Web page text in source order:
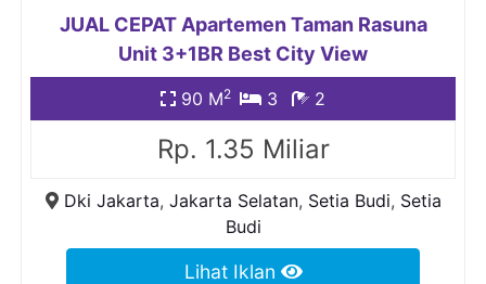
JUAL CEPAT Apartemen Taman Rasuna
Unit 3+1BR Best City View
90 M2 3 2
Rp. 1.35 Miliar
Dki Jakarta, Jakarta Selatan, Setia Budi, Setia
Budi
Lihat Iklan